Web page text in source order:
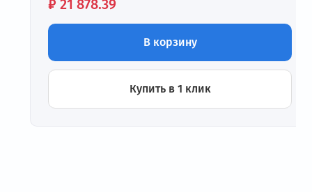
Цена:
₽ 21 878.39
В корзину
Купить в 1 клик